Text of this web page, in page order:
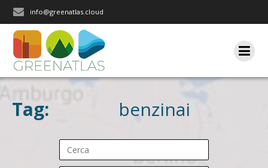
info@greenatlas.cloud
Tag: benzinai